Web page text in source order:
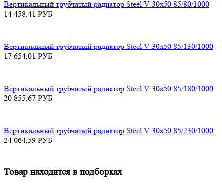
Вертикальный трубчатый радиатор Steel V 30х50 85/80/1000
14 458,41 РУБ
Вертикальный трубчатый радиатор Steel V 30х50 85/130/1000
17 654,01 РУБ
Вертикальный трубчатый радиатор Steel V 30х50 85/180/1000
20 855,67 РУБ
Вертикальный трубчатый радиатор Steel V 30х50 85/230/1000
24 064,59 РУБ
Товар находится в подборках